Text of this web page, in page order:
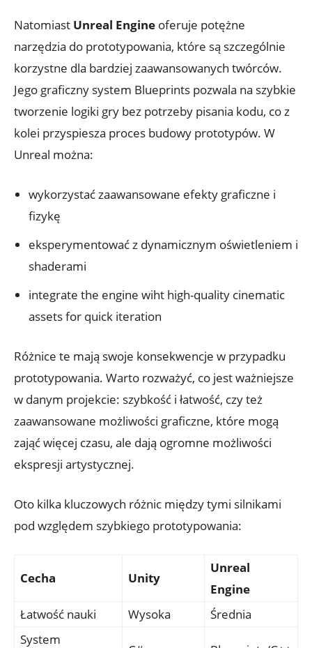
Natomiast Unreal ⁢Engine ⁤oferuje ‍potężne
narzędzia do prototypowania,⁣ które‌ są szczególnie
⁤korzystne ⁣dla bardziej zaawansowanych twórców.
Jego graficzny​ system Blueprints pozwala na⁣ szybkie
tworzenie logiki‍ gry ⁤bez potrzeby pisania kodu, co z
kolei przyspiesza proces budowy prototypów. ⁢W
Unreal można:
wykorzystać ‌zaawansowane efekty⁤ graficzne i
fizykę
eksperymentować z dynamicznym oświetleniem i
​shaderami
integrate ​the engine‌ wiht high-quality cinematic
assets for quick iteration
Różnice te mają swoje konsekwencje w ‍przypadku
‌prototypowania. Warto rozważyć, co‌ jest ważniejsze
w danym projekcie: szybkość i łatwość, czy‍ też
zaawansowane możliwości graficzne, które mogą
zająć więcej⁢ czasu, ale dają​ ogromne możliwości
ekspresji artystycznej.
Oto kilka kluczowych ⁤różnic między tymi silnikami
pod względem szybkiego⁤ prototypowania:
Cecha Unity
Unreal
Engine
Łatwość nauki
Wysoka
Średnia
System